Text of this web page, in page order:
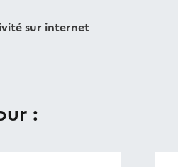
sur internet
: